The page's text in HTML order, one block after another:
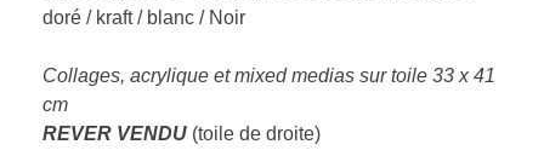
doré / kraft / blanc / Noir
Collages, acrylique et mixed medias sur toile 33 x 41
cm
REVER VENDU (toile de droite)